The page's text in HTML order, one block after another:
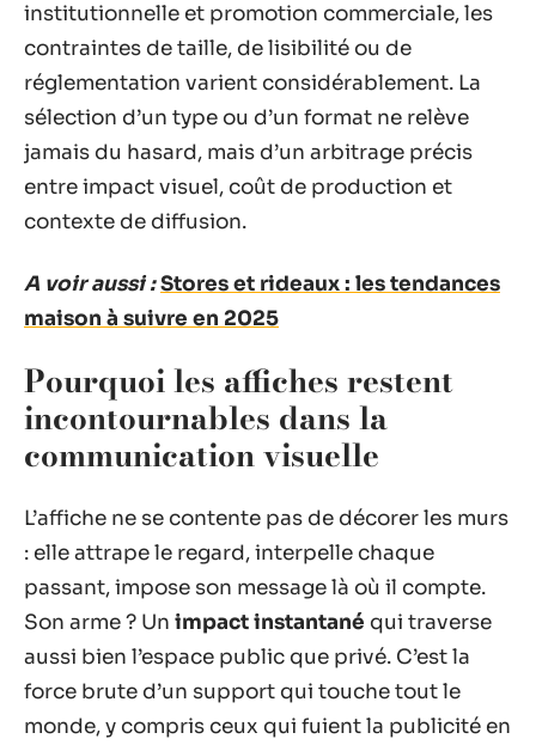
institutionnelle et promotion commerciale, les
contraintes de taille, de lisibilité ou de
réglementation varient considérablement. La
sélection d’un type ou d’un format ne relève
jamais du hasard, mais d’un arbitrage précis
entre impact visuel, coût de production et
contexte de diffusion.
A voir aussi :Stores et rideaux : les tendances
maison à suivre en 2025
Pourquoi les affiches restent
incontournables dans la
communication visuelle
L’affiche ne se contente pas de décorer les murs
: elle attrape le regard, interpelle chaque
passant, impose son message là où il compte.
Son arme ? Un impact instantané qui traverse
aussi bien l’espace public que privé. C’est la
force brute d’un support qui touche tout le
monde, y compris ceux qui fuient la publicité en